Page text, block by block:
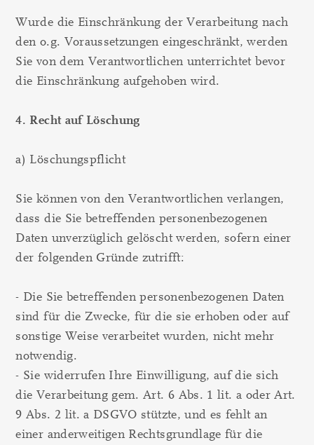
Wurde die Einschränkung der Verarbeitung nach
den o.g. Voraussetzungen eingeschränkt, werden
Sie von dem Verantwortlichen unterrichtet bevor
die Einschränkung aufgehoben wird.
4. Recht auf Löschung
a) Löschungspflicht
Sie können von den Verantwortlichen verlangen,
dass die Sie betreffenden personenbezogenen
Daten unverzüglich gelöscht werden, sofern einer
der folgenden Gründe zutrifft:
- Die Sie betreffenden personenbezogenen Daten
sind für die Zwecke, für die sie erhoben oder auf
sonstige Weise verarbeitet wurden, nicht mehr
notwendig.
- Sie widerrufen Ihre Einwilligung, auf die sich
die Verarbeitung gem. Art. 6 Abs. 1 lit. a oder Art.
9 Abs. 2 lit. a DSGVO stützte, und es fehlt an
einer anderweitigen Rechtsgrundlage für die